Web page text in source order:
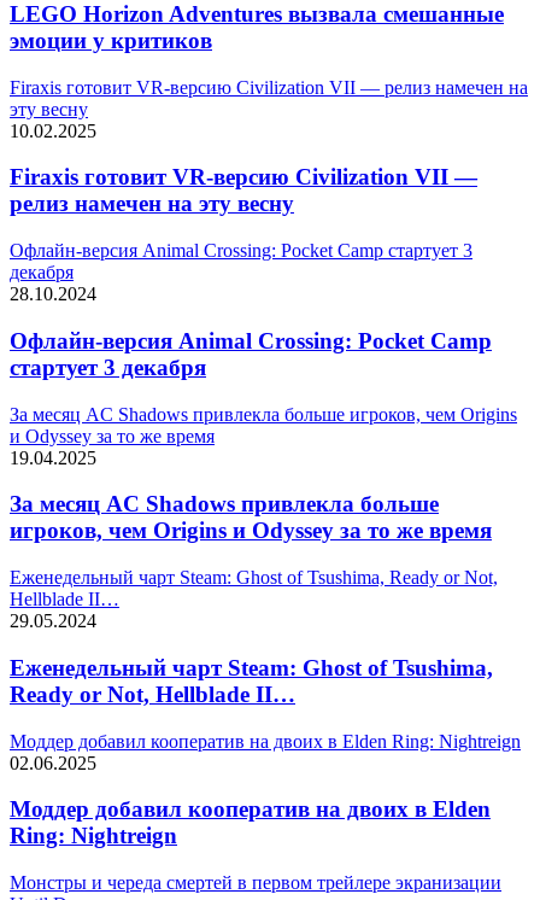
LEGO Horizon Adventures вызвала смешанные
эмоции у критиков
Firaxis готовит VR-версию Civilization VII — релиз намечен на
эту весну
10.02.2025
Firaxis готовит VR-версию Civilization VII —
релиз намечен на эту весну
Офлайн-версия Animal Crossing: Pocket Camp стартует 3
декабря
28.10.2024
Офлайн-версия Animal Crossing: Pocket Camp
стартует 3 декабря
За месяц AC Shadows привлекла больше игроков, чем Origins
и Odyssey за то же время
19.04.2025
За месяц AC Shadows привлекла больше
игроков, чем Origins и Odyssey за то же время
Еженедельный чарт Steam: Ghost of Tsushima, Ready or Not,
Hellblade II…
29.05.2024
Еженедельный чарт Steam: Ghost of Tsushima,
Ready or Not, Hellblade II…
Моддер добавил кооператив на двоих в Elden Ring: Nightreign
02.06.2025
Моддер добавил кооператив на двоих в Elden
Ring: Nightreign
Монстры и череда смертей в первом трейлере экранизации